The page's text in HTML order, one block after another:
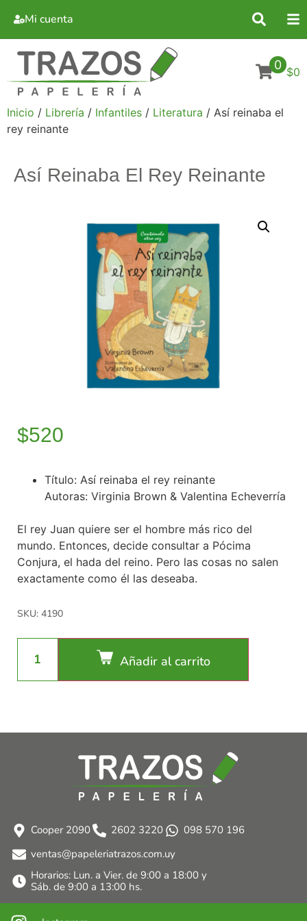
Mi cuenta
0 $0
Inicio / Librería / Infantiles / Literatura / Así reinaba el
rey reinante
Así Reinaba El Rey Reinante
$520
Título: Así reinaba el rey reinante
Autoras: Virginia Brown & Valentina Echeverría
El rey Juan quiere ser el hombre más rico del
mundo. Entonces, decide consultar a Pócima
Conjura, el hada del reino. Pero las cosas no salen
exactamente como él las deseaba.
SKU: 4190
Añadir al carrito
Cooper 2090 2602 3220
098 570 196
ventas@papeleriatrazos.com.uy
Horarios: Lun. a Vier. de 9:00 a 18:00 y
Sáb. de 9:00 a 13:00 hs.